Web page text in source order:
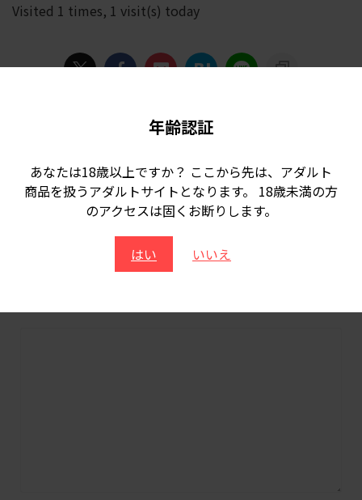
年齢認証
あなたは18歳以上ですか？ ここから先は、アダルト
商品を扱うアダルトサイトとなります。 18歳未満の方
のアクセスは固くお断りします。
はい いいえ
Visited 1 times, 1 visit(s) today
,レディボーイ天国 in タイランド